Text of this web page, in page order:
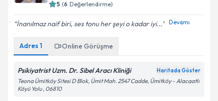
5 (6 Değerlendirme)
İnanılmaz naif biri, ses tonu her şeyi o kadar iyi... Devamı
Adres 1 Online Görüşme
Psikiyatrist Uzm. Dr. Sibel Aracı Kliniği Haritada Göster
Teona Ümitköy Sitesi D Blok, Ümit Mah. 2547 Cadde, Ümitköy - Alacaatlı
Köyü Yolu , 06810